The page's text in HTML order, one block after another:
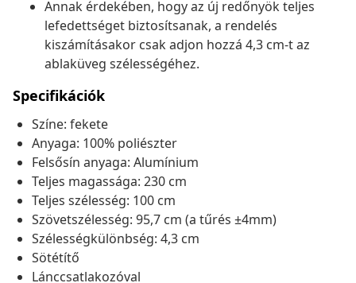
Annak érdekében, hogy az új redőnyök teljes
lefedettséget biztosítsanak, a rendelés
kiszámításakor csak adjon hozzá 4,3 cm-t az
ablaküveg szélességéhez.
Specifikációk
Színe: fekete
Anyaga: 100% poliészter
Felsősín anyaga: Alumínium
Teljes magassága: 230 cm
Teljes szélesség: 100 cm
Szövetszélesség: 95,7 cm (a tűrés ±4mm)
Szélességkülönbség: 4,3 cm
Sötétítő
Lánccsatlakozóval